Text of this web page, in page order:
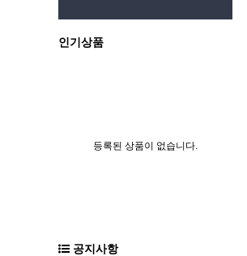
인기상품
등록된 상품이 없습니다.
공지사항